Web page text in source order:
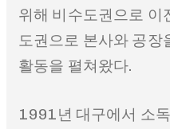
위해 비수도권으로 이
도권으로 본사와 공장
활동을 펼쳐왔다.
1991년 대구에서 소